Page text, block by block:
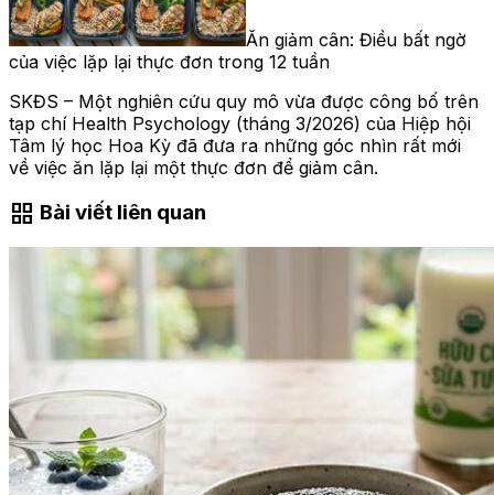
Ăn giảm cân: Điều bất ngờ
của việc lặp lại thực đơn trong 12 tuần
SKĐS – Một nghiên cứu quy mô vừa được công bố trên
tạp chí Health Psychology (tháng 3/2026) của Hiệp hội
Tâm lý học Hoa Kỳ đã đưa ra những góc nhìn rất mới
về việc ăn lặp lại một thực đơn để giảm cân.
grid_view Bài viết liên quan